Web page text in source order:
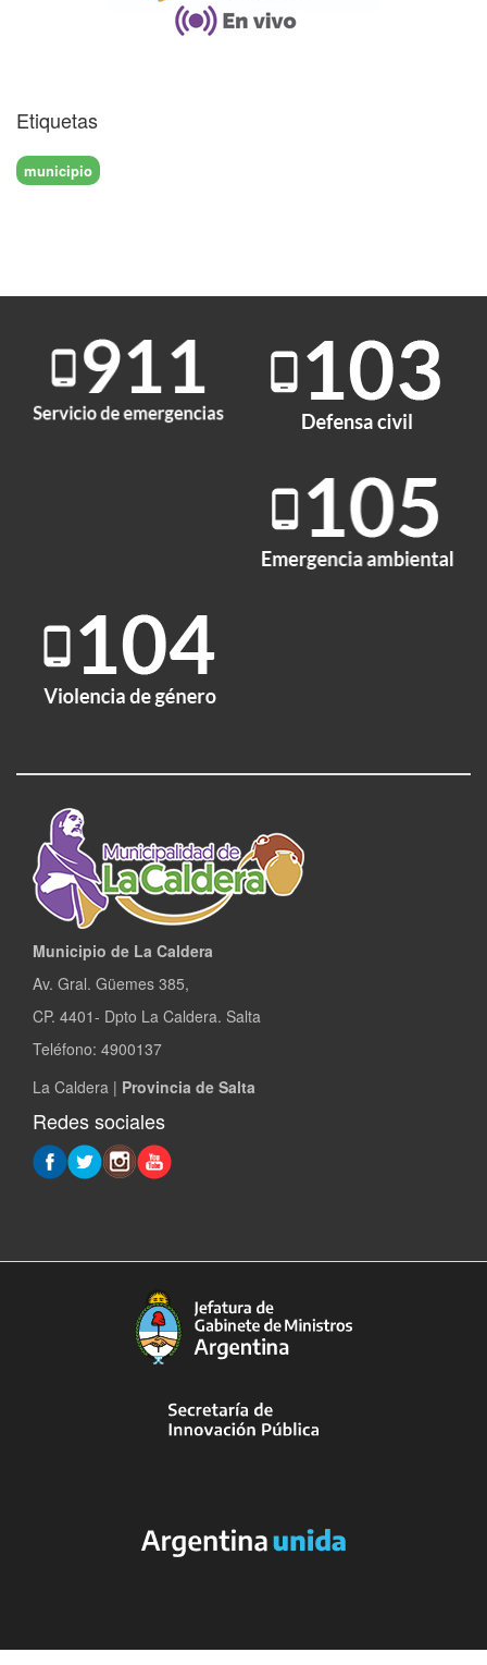
Etiquetas
municipio
Municipio de La Caldera
Av. Gral. Güemes 385,
CP. 4401- Dpto La Caldera. Salta
Teléfono: 4900137
La Caldera | Provincia de Salta
Redes sociales